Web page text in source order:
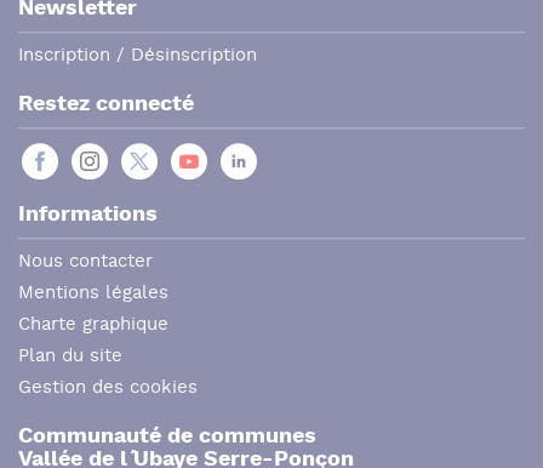
Newsletter
Inscription / Désinscription
Restez connecté
Informations
Nous contacter
Mentions légales
Charte graphique
Plan du site
Gestion des cookies
Communauté de communes
Vallée de l´ Ubaye Serre-Ponçon